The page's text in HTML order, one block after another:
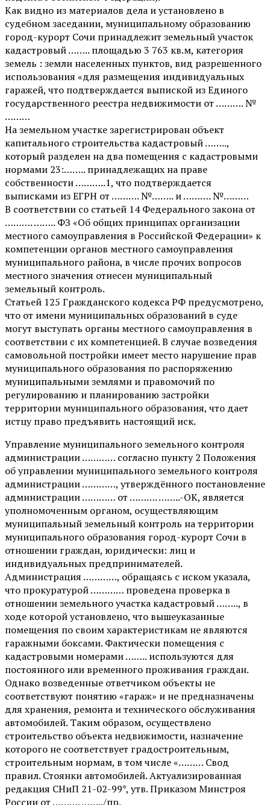
Как видно из материалов дела и установлено в
судебном заседании, муниципальному образованию
город-курорт Сочи принадлежит земельный участок
кадастровый …….. площадью 3 763 кв.м, категория
земель : земли населенных пунктов, вид разрешенного
использования «для размещения индивидуальных
гаражей, что подтверждается выпиской из Единого
государственного реестра недвижимости от ………. №
………
На земельном участке зарегистрирован объект
капитального строительства кадастровый ……..,
который разделен на два помещения с кадастровыми
нормами 23:…….. принадлежащих на праве
собственности ………..1, что подтверждается
выписками из ЕГРН от ………. №…….. и ………. №………
В соответствии со статьей 14 Федерального закона от
………. …….. ФЗ «Об общих принципах организации
местного самоуправления в Российской Федерации» к
компетенции органов местного самоуправления
муниципального района, в числе прочих вопросов
местного значения отнесен муниципальный
земельный контроль.
Статьей 125 Гражданского кодекса РФ предусмотрено,
что от имени муниципальных образований в суде
могут выступать органы местного самоуправления в
соответствии с их компетенцией. В случае возведения
самовольной постройки имеет место нарушение прав
муниципального образования по распоряжению
муниципальными землями и правомочий по
регулированию и планированию застройки
территории муниципального образования, что дает
истцу право предъявить настоящий иск.
Управление муниципального земельного контроля
администрации ………… согласно пункту 2 Положения
об управлении муниципального земельного контроля
администрации …………, утверждённого постановление
администрации ………… от ………. ……..-ОК, является
уполномоченным органом, осуществляющим
муниципальный земельный контроль на территории
муниципального образования город-курорт Сочи в
отношении граждан, юридически: лиц и
индивидуальных предпринимателей.
Администрация …………, обращаясь с иском указала,
что прокуратурой ………… проведена проверка в
отношении земельного участка кадастровый …….., в
ходе которой установлено, что вышеуказанные
помещения по своим характеристикам не являются
гаражными боксами. Фактически помещения с
кадастровыми номерами …….. используются для
постоянного или временного проживания граждан.
Однако возведенные ответчиком объекты не
соответствуют понятию «гараж» и не предназначены
для хранения, ремонта и технического обслуживания
автомобилей. Таким образом, осуществлено
строительство объекта недвижимости, назначение
которого не соответствует градостроительным,
строительным нормам, в том числе «……… Свод
правил. Стоянки автомобилей. Актуализированная
редакция СНиП 21-02-99*, утв. Приказом Минстроя
России от ………. ……../пр.